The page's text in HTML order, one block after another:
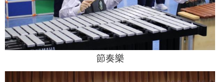
節奏樂